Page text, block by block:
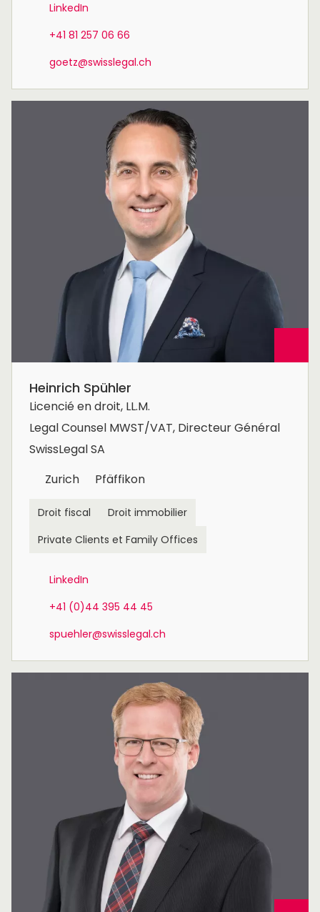
LinkedIn
+41 81 257 06 66
goetz@swisslegal.ch
Heinrich Spühler
Licencié en droit, LL.M.
Legal Counsel MWST/VAT, Directeur Général
SwissLegal SA
Zurich
Pfäffikon
Droit fiscal
Droit immobilier
Private Clients et Family Offices
LinkedIn
+41 (0)44 395 44 45
spuehler@swisslegal.ch